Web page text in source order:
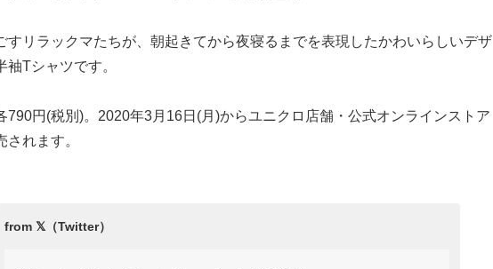
すリラックマたちが、朝起きてから夜寝るまでを表現したかわいらしいデザ
袖Tシャツです。
790円(税別)。2020年3月16日(月)からユニクロ店舗・公式オンラインストア
されます。